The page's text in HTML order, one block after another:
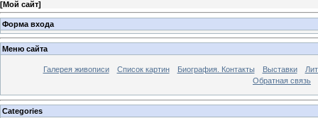
[Мой сайт]
Форма входа
Меню сайта
Галерея живописи Список картин Биография. Контакты Выставки
Обратная связь
Categories